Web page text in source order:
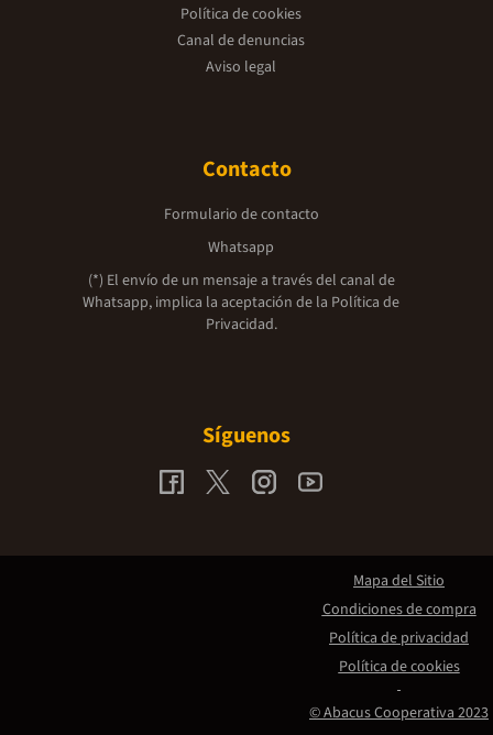
Política de cookies
Canal de denuncias
Aviso legal
Contacto
Formulario de contacto
Whatsapp
(*) El envío de un mensaje a través del canal de
Whatsapp, implica la aceptación de la Política de
Privacidad.
Síguenos
© Abacus Cooperativa 2023
Mapa del Sitio
Condiciones de compra
Política de privacidad
Política de cookies